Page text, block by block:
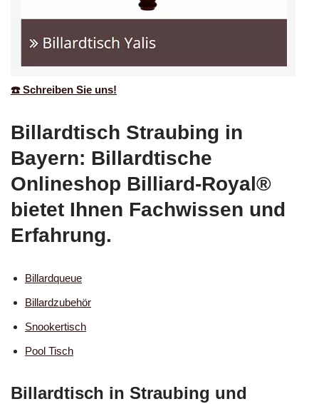
☎️ Schreiben Sie uns!
Billardtisch Straubing in
Bayern: Billardtische
Onlineshop Billiard-Royal®
bietet Ihnen Fachwissen und
Erfahrung.
Billardqueue
Billardzubehör
Snookertisch
Pool Tisch
Billardtisch in Straubing und